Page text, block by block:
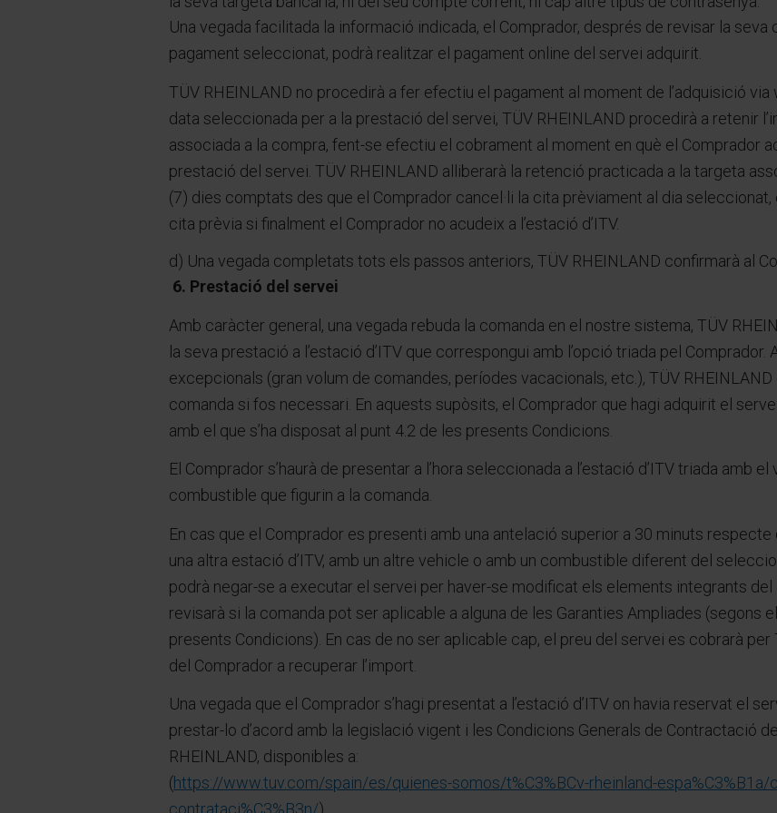
Una vegada facilitada la informació indicada, el Comprador, després de revisar la
pagament seleccionat, podrà realitzar el pagament online del servei adquirit.
TÜV RHEINLAND no procedirà a fer efectiu el pagament al moment de l’adquisició
data seleccionada per a la prestació del servei, TÜV RHEINLAND procedirà a retenir
associada a la compra, fent-se efectiu el cobrament al moment en què el Comprador
prestació del servei. TÜV RHEINLAND alliberarà la retenció practicada a la targeta
(7) dies comptats des que el Comprador cancel·li la cita prèviament al dia
cita prèvia si finalment el Comprador no acudeix a l’estació d’ITV.
d) Una vegada completats tots els passos anteriors, TÜV RHEINLAND confirmarà al
6. Prestació del servei
Amb caràcter general, una vegada rebuda la comanda en el nostre sistema, TÜV
la seva prestació a l’estació d’ITV que correspongui amb l’opció triada pel
excepcionals (gran volum de comandes, períodes vacacionals, etc.), TÜV RHEINLAND
comanda si fos necessari. En aquests supòsits, el Comprador que hagi adquirit el
amb el que s’ha disposat al punt 4.2 de les presents Condicions.
El Comprador s’haurà de presentar a l’hora seleccionada a l’estació d’ITV triada amb
combustible que figurin a la comanda.
En cas que el Comprador es presenti amb una antelació superior a 30 minuts
una altra estació d’ITV, amb un altre vehicle o amb un combustible diferent del
podrà negar-se a executar el servei per haver-se modificat els elements integrants
revisarà si la comanda pot ser aplicable a alguna de les Garanties Ampliades (segons
presents Condicions). En cas de no ser aplicable cap, el preu del servei es cobrarà
del Comprador a recuperar l’import.
Una vegada que el Comprador s’hagi presentat a l’estació d’ITV on havia reservat el
prestar-lo d’acord amb la legislació vigent i les Condicions Generals de Contractació
RHEINLAND, disponibles a:
(https://www.tuv.com/spain/es/quienes-somos/t%C3%BCv-rheinland-
contrataci%C3%B3n/).